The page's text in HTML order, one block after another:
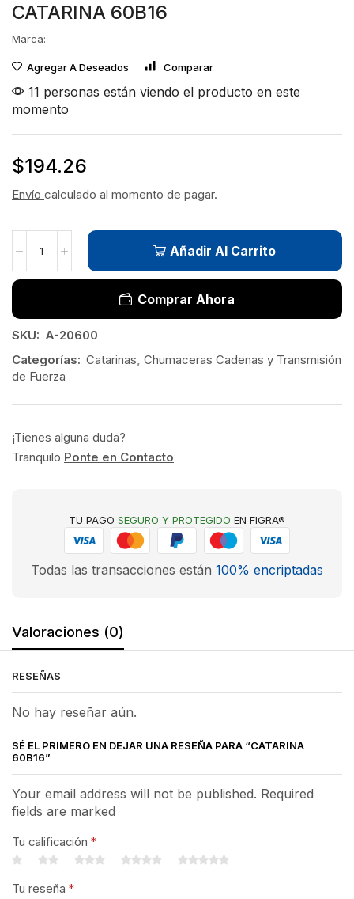
CATARINA 60B16
Marca:
Agregar A Deseados Comparar
11 personas están viendo el producto en este
momento
$194.26
Envío calculado al momento de pagar.
Añadir Al Carrito
Comprar Ahora
SKU: A-20600
Categorías: Catarinas, Chumaceras Cadenas y Transmisión
de Fuerza
¡Tienes alguna duda?
Tranquilo Ponte en Contacto
TU PAGO SEGURO Y PROTEGIDO EN FIGRA®
Todas las transacciones están 100% encriptadas
Valoraciones (0)
RESEÑAS
No hay reseñar aún.
SÉ EL PRIMERO EN DEJAR UNA RESEÑA PARA “CATARINA
60B16”
Your email address will not be published. Required
fields are marked
Tu calificación *
Tu reseña *